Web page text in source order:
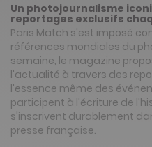
Un photojournalisme
reportages exclusifs
Paris Match s'est imposé
références mondiales du
semaine, le magazine
l'actualité à travers des
l'essence même des
participent à l'écriture de
s'inscrivent durablement
presse française.